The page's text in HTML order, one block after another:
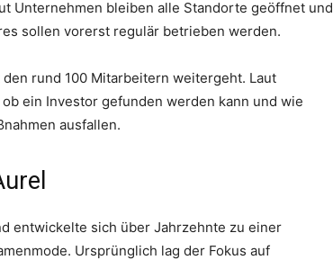
Unternehmen bleiben alle Standorte geöffnet und
sollen vorerst regulär betrieben werden.
rund 100 Mitarbeitern weitergeht. Laut
ein Investor gefunden werden kann und wie
ausfallen.
entwickelte sich über Jahrzehnte zu einer
Ursprünglich lag der Fokus auf